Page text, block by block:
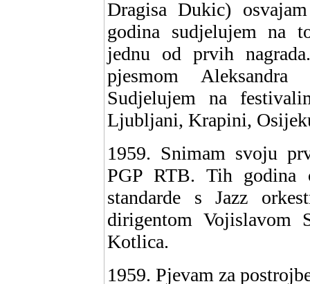
Dragisa Dukic)
godina sudjelujem na
jednu od prvih
pjesmom
Sudjelujem na
Ljubljani, Krapini,
1959. Snimam svoju
PGP RTB. Tih godina
standarde s Jazz
dirigentom Vojislavom
Kotlica.
1959. Pjevam za